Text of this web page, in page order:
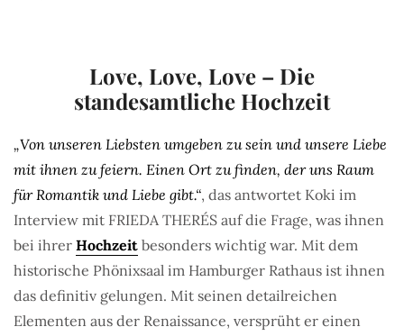
Love, Love, Love – Die
standesamtliche Hochzeit
„Von unseren Liebsten umgeben zu sein und unsere Liebe
mit ihnen zu feiern. Einen Ort zu finden, der uns Raum
für Romantik und Liebe gibt.“, das antwortet Koki im
Interview mit FRIEDA THERÉS auf die Frage, was ihnen
bei ihrer Hochzeit besonders wichtig war. Mit dem
historische Phönixsaal im Hamburger Rathaus ist ihnen
das definitiv gelungen. Mit seinen detailreichen
Elementen aus der Renaissance, versprüht er einen